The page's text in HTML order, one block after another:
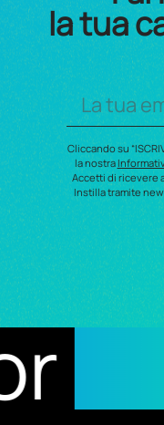
la tua
Cliccando su
la nostra
Accetti di ricevere
Instilla tramite